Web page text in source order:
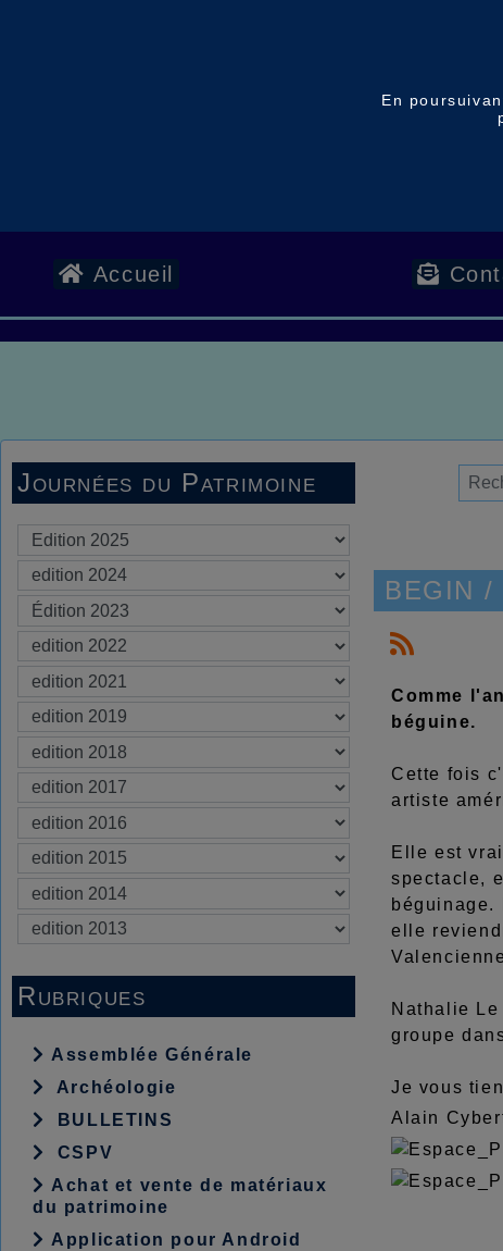
En
Accueil
Journées du Patrimoine
Rubriques
Assemblée Générale
Archéologie
BULLETINS
CSPV
Achat et vente de matériaux
du patrimoine
Application pour Android
BEGIN /
Comme
béguine.
Cette fois
artiste
Elle est
spectacle,
elle
Nathalie
groupe
Je vous
Alain